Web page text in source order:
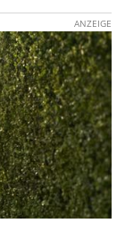
ANZEIGE